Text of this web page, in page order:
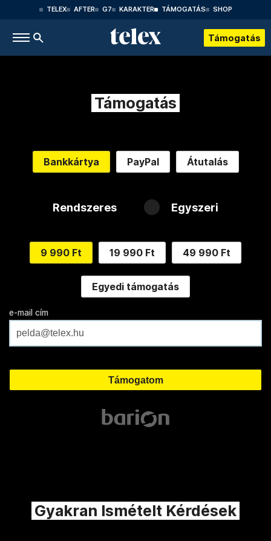
TELEX AFTER G7 KARAKTER TÁMOGATÁS SHOP
Támogatás
Támogatás
Bankkártya PayPal Átutalás
Rendszeres Egyszeri
9 990 Ft 19 990 Ft 49 990 Ft
Egyedi támogatás
e-mail cím
Gyakran Ismételt Kérdések